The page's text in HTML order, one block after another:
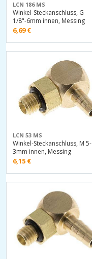
LCN 186 MS
Winkel-Steckanschluss, G
1/8"-6mm innen, Messing
6,69€
LCN 53 MS
Winkel-Steckanschluss, M 5-
3mm innen, Messing
6,15 €